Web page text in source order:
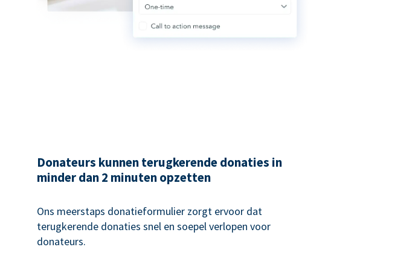
Donateurs kunnen terugkerende donaties in
minder dan 2 minuten opzetten
Ons meerstaps donatieformulier zorgt ervoor dat
terugkerende donaties snel en soepel verlopen voor
donateurs.